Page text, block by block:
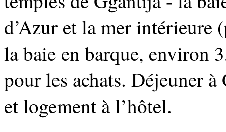
d’Azur et la mer intérieure
la baie en barque, environ
pour les achats. Déjeuner
et logement à l’hôtel.